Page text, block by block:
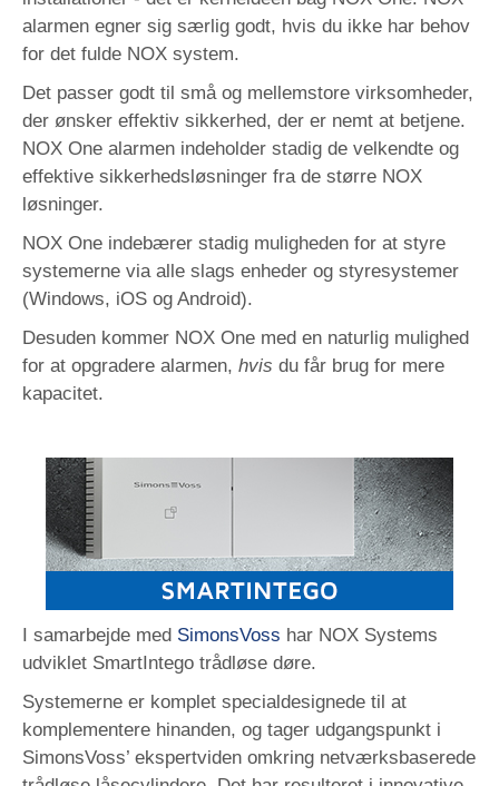
alarmen egner sig særlig godt, hvis du ikke har behov
for det fulde NOX system.
Det passer godt til små og mellemstore virksomheder,
der ønsker effektiv sikkerhed, der er nemt at betjene.
NOX One alarmen indeholder stadig de velkendte og
effektive sikkerhedsløsninger fra de større NOX
løsninger.
NOX One indebærer stadig muligheden for at styre
systemerne via alle slags enheder og styresystemer
(Windows, iOS og Android).
Desuden kommer NOX One med en naturlig mulighed
for at opgradere alarmen, hvis du får brug for mere
kapacitet.
I samarbejde med SimonsVoss har NOX Systems
udviklet SmartIntego trådløse døre.
Systemerne er komplet specialdesignede til at
komplementere hinanden, og tager udgangspunkt i
SimonsVoss’ ekspertviden omkring netværksbaserede